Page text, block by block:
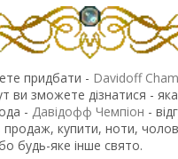
придбати - Davidoff
ви зможете дізнатися -
- Давідофф Чемпіон -
купити, ноти,
будь-яке інше свято.